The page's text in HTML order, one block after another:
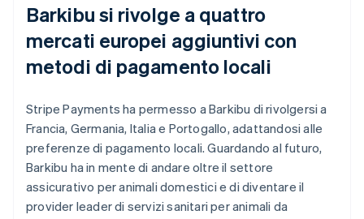
Barkibu si rivolge a quattro
mercati europei aggiuntivi con
metodi di pagamento locali
Stripe Payments ha permesso a Barkibu di rivolgersi a
Francia, Germania, Italia e Portogallo, adattandosi alle
preferenze di pagamento locali. Guardando al futuro,
Barkibu ha in mente di andare oltre il settore
assicurativo per animali domestici e di diventare il
provider leader di servizi sanitari per animali da